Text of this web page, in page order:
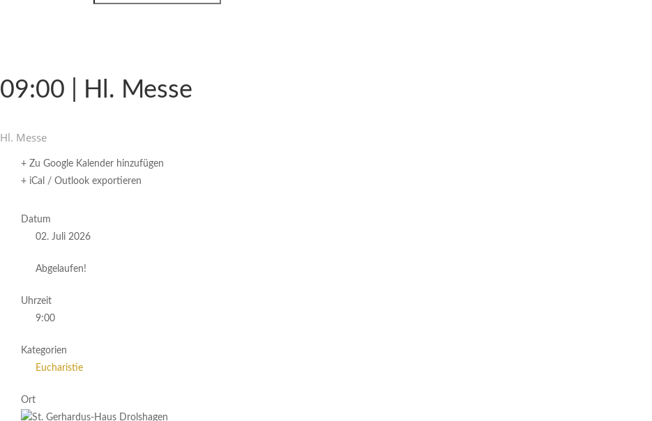
09:00 | Hl. Messe
Hl. Messe
+ Zu Google Kalender hinzufügen
+ iCal / Outlook exportieren
Datum
02. Juli 2026
Abgelaufen!
Uhrzeit
9:00
Kategorien
Eucharistie
Ort